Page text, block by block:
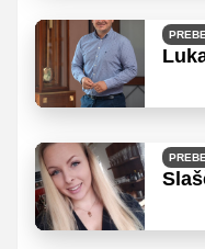
s